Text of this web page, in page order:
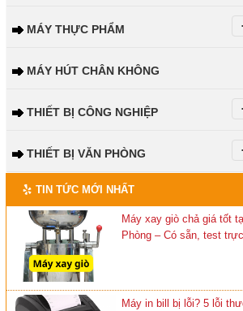
MÁY THỰC PHẨM
MÁY HÚT CHÂN KHÔNG
THIẾT BỊ CÔNG NGHIỆP
THIẾT BỊ VĂN PHÒNG
TIN TỨC MỚI NHẤT
Máy xay giò chả giá tốt
Phòng – Có sẵn, test
Máy in bill bị lỗi? 5 lỗi